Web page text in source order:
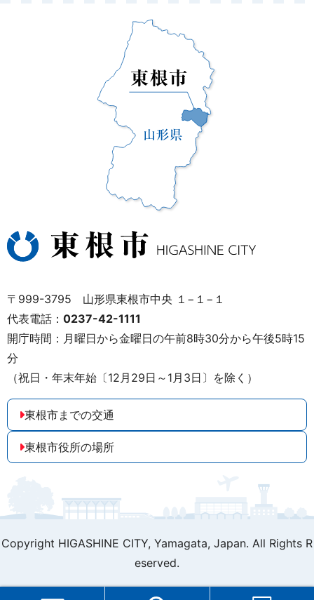
〒999-3795 山形県東根市中央 １−１−１
代表電話： 0237-42-1111
開庁時間：月曜日から金曜日の午前8時30分から午後5時15
分
（祝日・年末年始〔12月29日～1月3日〕を除く）
東根市までの交通
東根市役所の場所
Copyright HIGASHINE CITY, Yamagata, Japan. All Rights R
eserved.